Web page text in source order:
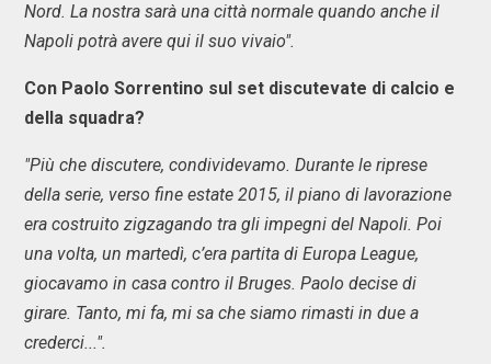
Nord. La nostra sarà una città normale quando anche il
Napoli potrà avere qui il suo vivaio".
Con Paolo Sorrentino sul set discutevate di calcio e
della squadra?
"Più che discutere, condividevamo. Durante le riprese
della serie, verso fine estate 2015, il piano di lavorazione
era costruito zigzagando tra gli impegni del Napoli. Poi
una volta, un martedì, c’era partita di Europa League,
giocavamo in casa contro il Bruges. Paolo decise di
girare. Tanto, mi fa, mi sa che siamo rimasti in due a
crederci...".